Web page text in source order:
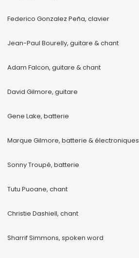
Federico Gonzalez Peña, clavier
Jean-Paul Bourelly, guitare & chant
Adam Falcon, guitare & chant
David Gilmore, guitare
Gene Lake, batterie
Marque Gilmore, batterie & électroniques
Sonny Troupé, batterie
Tutu Puoane, chant
Christie Dashiell, chant
Sharrif Simmons, spoken word